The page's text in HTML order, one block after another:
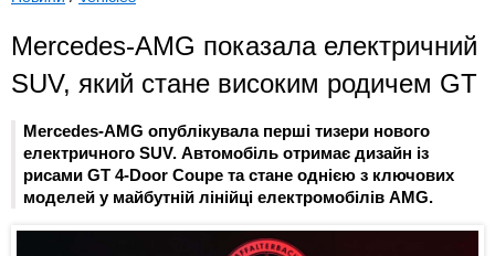
Mercedes-AMG показала електричний
SUV, який стане високим родичем GT
Mercedes-AMG опублікувала перші тизери нового
електричного SUV. Автомобіль отримає дизайн із
рисами GT 4-Door Coupe та стане однією з ключових
моделей у майбутній лінійці електромобілів AMG.